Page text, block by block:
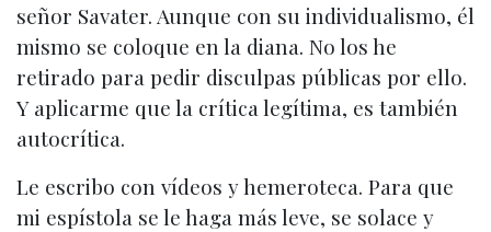
señor Savater. Aunque con su individualismo, él
mismo se coloque en la diana. No los he
retirado para pedir disculpas públicas por ello.
Y aplicarme que la crítica legítima, es también
autocrítica.
Le escribo con vídeos y hemeroteca. Para que
mi espístola se le haga más leve, se solace y